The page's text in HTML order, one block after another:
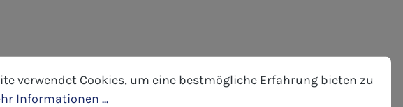
verwendet Cookies, um eine bestmögliche Erfahrung bieten zu können.
verwendet Cookies, um eine bestmögliche Erfahrung bieten zu
Informationen ...